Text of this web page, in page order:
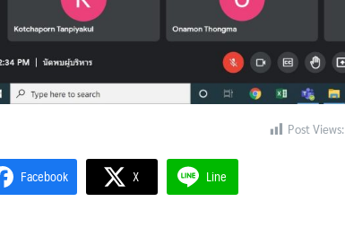
Post Views:
Facebook X Line